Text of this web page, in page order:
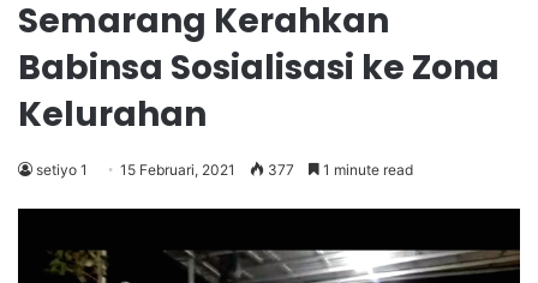
Semarang Kerahkan
Babinsa Sosialisasi ke Zona
Kelurahan
setiyo 1 15 Februari, 2021 377 1 minute read